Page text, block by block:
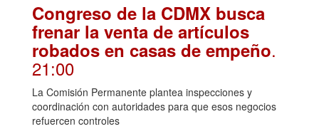
Congreso de la CDMX busca
frenar la venta de artículos
robados en casas de empeño.
21:00
La Comisión Permanente plantea inspecciones y
coordinación con autoridades para que esos negocios
refuercen controles